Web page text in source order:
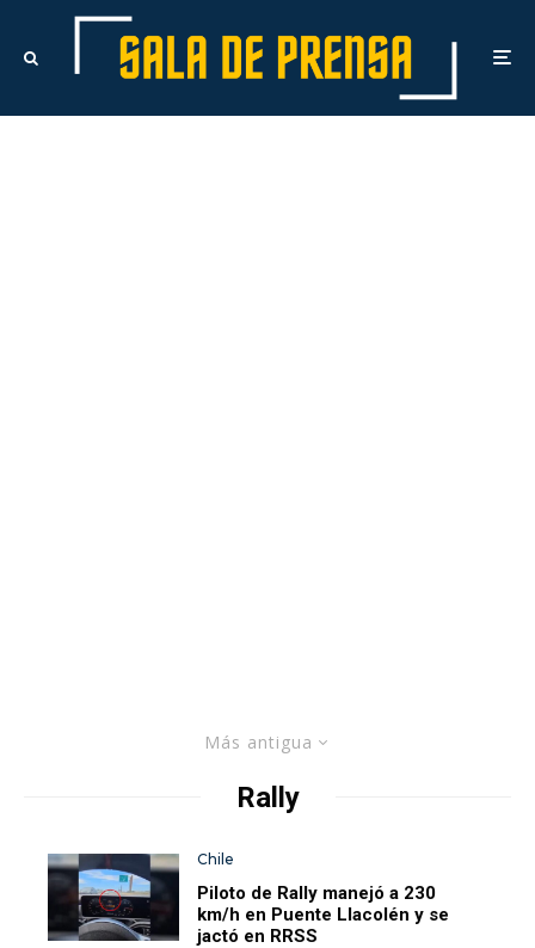
Más antigua
Rally
Chile
Piloto de Rally manejó a 230
km/h en Puente Llacolén y se
jactó en RRSS